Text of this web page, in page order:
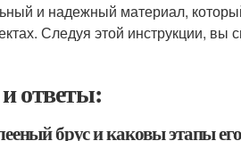
и надежный материал,
Следуя этой инструкции, вы
ответы:
брус и каковы этапы